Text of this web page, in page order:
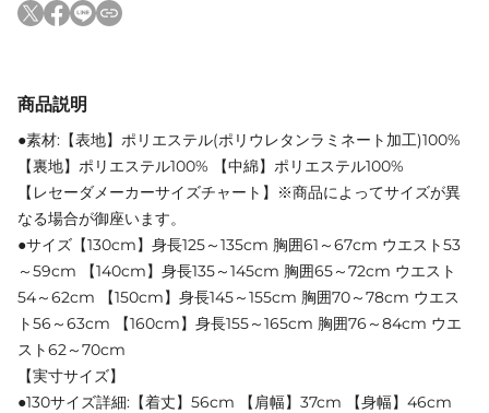
商品説明
●素材:【表地】ポリエステル(ポリウレタンラミネート加工)100%
【裏地】ポリエステル100% 【中綿】ポリエステル100%
【レセーダメーカーサイズチャート】※商品によってサイズが異
なる場合が御座います。
●サイズ【130cm】身長125～135cm 胸囲61～67cm ウエスト53
～59cm 【140cm】身長135～145cm 胸囲65～72cm ウエスト
54～62cm 【150cm】身長145～155cm 胸囲70～78cm ウエス
ト56～63cm 【160cm】身長155～165cm 胸囲76～84cm ウエ
スト62～70cm
【実寸サイズ】
●130サイズ詳細:【着丈】56cm 【肩幅】37cm 【身幅】46cm